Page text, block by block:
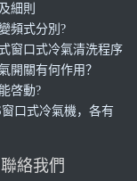
細則
頻式分別?
窗口式冷氣清洗程序
開關有何作用？
啓動?
口式冷氣機，各有
聯絡我們